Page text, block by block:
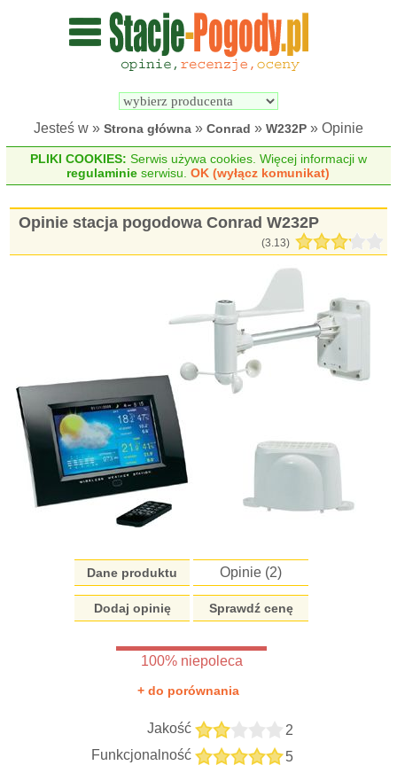
Wyszukiwarka
pogodowych
Jesteś w » Strona główna » Conrad » W232P » Opinie
PLIKI COOKIES: Serwis używa cookies. Więcej informacji w
regulaminie serwisu.OK (wyłącz komunikat)
Opinie stacja pogodowa Conrad W232P
(3.13)
Dane produktu Opinie (2)
Dodaj opinię Sprawdź cenę
100% niepoleca
+ do porównania
Jakość
2
Funkcjonalność
5